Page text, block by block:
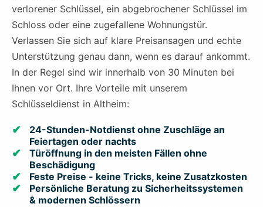
verlorener Schlüssel, ein abgebrochener Schlüssel im
Schloss oder eine zugefallene Wohnungstür.
Verlassen Sie sich auf klare Preisansagen und echte
Unterstützung genau dann, wenn es darauf ankommt.
In der Regel sind wir innerhalb von 30 Minuten bei
Ihnen vor Ort. Ihre Vorteile mit unserem
Schlüsseldienst in Altheim:
24-Stunden-Notdienst ohne Zuschläge an
Feiertagen oder nachts
Türöffnung in den meisten Fällen ohne
Beschädigung
Feste Preise - keine Tricks, keine Zusatzkosten
Persönliche Beratung zu Sicherheitssystemen
& modernen Schlössern